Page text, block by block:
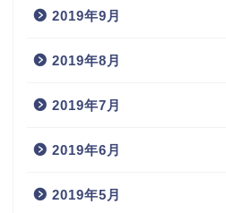
2019年9月
2019年8月
2019年7月
2019年6月
2019年5月